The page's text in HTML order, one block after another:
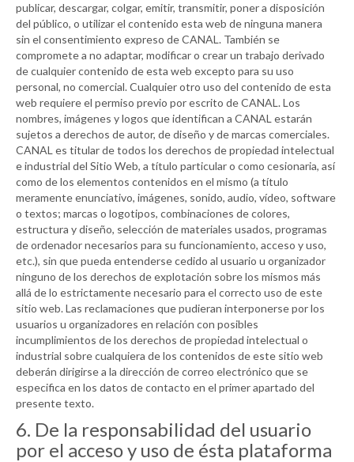
publicar, descargar, colgar, emitir, transmitir, poner a disposición
del público, o utilizar el contenido esta web de ninguna manera
sin el consentimiento expreso deCANAL . También se
compromete a no adaptar, modificar o crear un trabajo derivado
de cualquier contenido de esta web excepto para su uso
personal, no comercial. Cualquier otro uso del contenido de esta
web requiere el permiso previo por escrito deCANAL . Los
nombres, imágenes y logos que identifican a CANAL estarán
sujetos a derechos de autor, de diseño y de marcas comerciales.
CANAL es titular de todos los derechos de propiedad intelectual
e industrial del Sitio Web, a título particular o como cesionaria, así
como de los elementos contenidos en el mismo (a título
meramente enunciativo, imágenes, sonido, audio, vídeo, software
o textos; marcas o logotipos, combinaciones de colores,
estructura y diseño, selección de materiales usados, programas
de ordenador necesarios para su funcionamiento, acceso y uso,
etc.), sin que pueda entenderse cedido al usuario u organizador
ninguno de los derechos de explotación sobre los mismos más
allá de lo estrictamente necesario para el correcto uso de este
sitio web. Las reclamaciones que pudieran interponerse por los
usuarios u organizadores en relación con posibles
incumplimientos de los derechos de propiedad intelectual o
industrial sobre cualquiera de los contenidos de este sitio web
deberán dirigirse a la dirección de correo electrónico que se
especifica en los datos de contacto en el primer apartado del
presente texto.
6. De la responsabilidad del usuario
por el acceso y uso de ésta plataforma